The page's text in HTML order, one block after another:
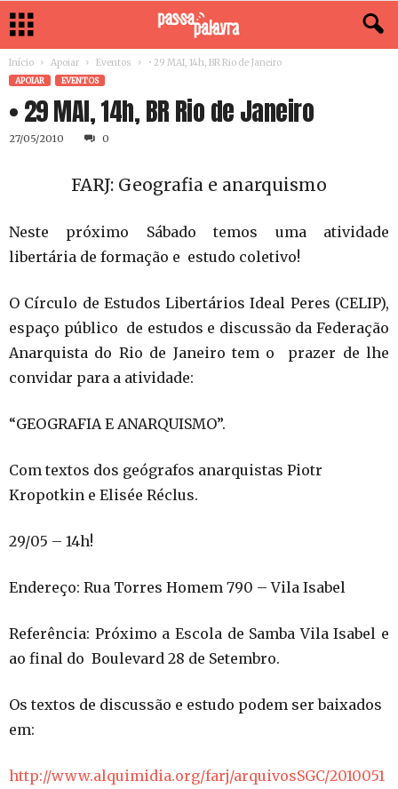
Início Apoiar Eventos • 29 MAI, 14h, BR Rio de Janeiro
APOIAR EVENTOS
• 29 MAI, 14h, BR Rio de Janeiro
27/05/2010 0
FARJ: Geografia e anarquismo
Neste próximo Sábado temos uma atividade
libertária de formação e estudo coletivo!
O Círculo de Estudos Libertários Ideal Peres (CELIP),
espaço público de estudos e discussão da Federação
Anarquista do Rio de Janeiro tem o prazer de lhe
convidar para a atividade:
“GEOGRAFIA E ANARQUISMO”.
Com textos dos geógrafos anarquistas Piotr
Kropotkin e Elisée Réclus.
29/05 – 14h!
Endereço: Rua Torres Homem 790 – Vila Isabel
Referência: Próximo a Escola de Samba Vila Isabel e
ao final do Boulevard 28 de Setembro.
Os textos de discussão e estudo podem ser baixados
em:
http://www.alquimidia.org/farj/arquivosSGC/2010051